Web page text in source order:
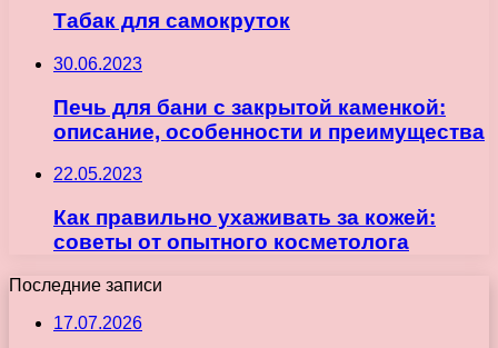
Табак для самокруток
30.06.2023
Печь для бани с закрытой каменкой:
описание, особенности и преимущества
22.05.2023
Как правильно ухаживать за кожей:
советы от опытного косметолога
Последние записи
17.07.2026